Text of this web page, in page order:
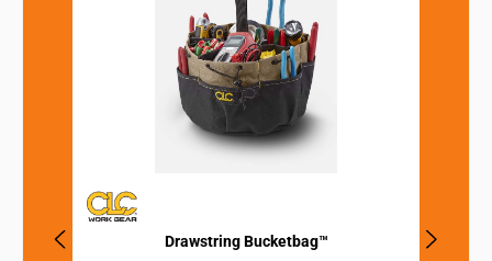
Drawstring Bucketbag™